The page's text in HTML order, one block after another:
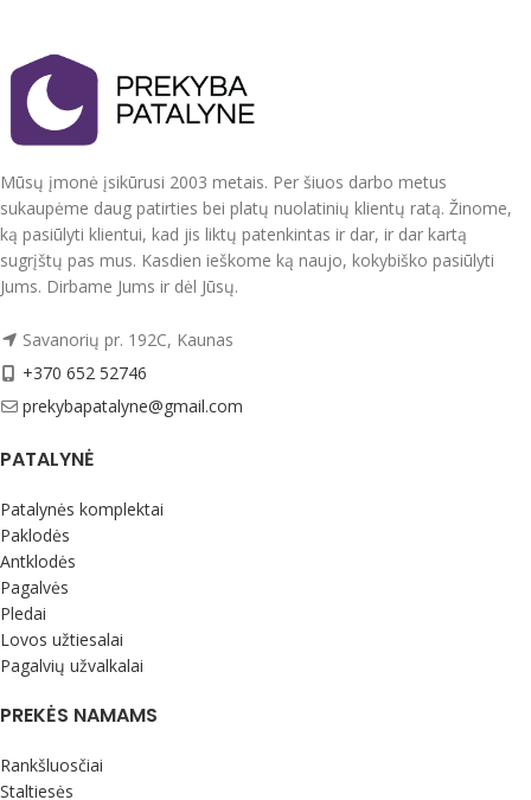
Antklodės užvalkalas užsegamas
spaudėmis , pagalvės užvalkalai be
užsegimo, su kišenėmis.
Nedažo, nesiburbuliuoja, spec.
technologijos dėka mažai glamžosi.
Supakuotas į praktišką maišelį su
užtrauktuku, kurį jūsų vaikas galės ir
toliau naudoti.
Pagaminta ES.
Mūsų įmonė įsikūrusi 2003 metais. Per šiuos darbo metus
sukaupėme daug patirties bei platų nuolatinių klientų ratą. Žinome,
ką pasiūlyti klientui, kad jis liktų patenkintas ir dar, ir dar kartą
sugrįštų pas mus. Kasdien ieškome ką naujo, kokybiško pasiūlyti
Jums. Dirbame Jums ir dėl Jūsų.
Savanorių pr. 192C, Kaunas
+370 652 52746
prekybapatalyne@gmail.com
PATALYNĖ
Patalynės komplektai
Paklodės
Antklodės
Pagalvės
Pledai
Lovos užtiesalai
Pagalvių užvalkalai
PREKĖS NAMAMS
Rankšluosčiai
Staltiesės